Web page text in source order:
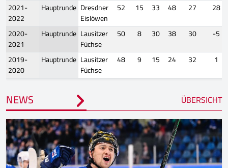
2021-
2022
Hauptrunde Dresdner
Eislöwen
52 15 33 48 27
28
2020-
2021
Hauptrunde Lausitzer
Füchse
50 8 30 38 30
-5
2019-
2020
Hauptrunde Lausitzer
Füchse
48 9 15 24 32 1
NEWS ÜBERSICHT